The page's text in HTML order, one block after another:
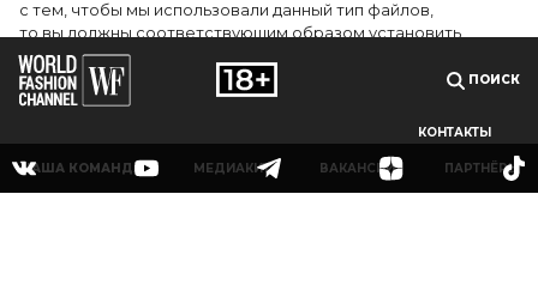
с тем, чтобы мы использовали данный тип файлов,
то вы должны соответствующим образом установить
настройки вашего браузера или не использовать сайт wfc.tv
СОГЛАСЕН
ПОИСК
КОНТАКТЫ
НАША КОМАНДА МЕДИАКИТ ВАКАНСИИ ПАРТНЁРЫ